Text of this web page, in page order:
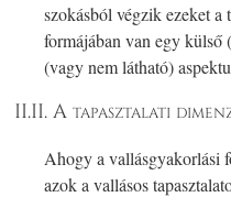
szokásból végzik ezeket
formájában van egy külső
(vagy nem látható)
II.II. A tapasztalati
Ahogy a vallásgyakorlási
azok a vallásos